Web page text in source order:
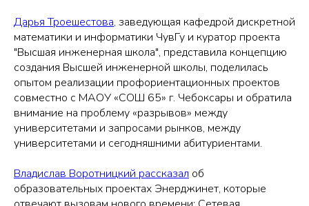
Дарья Троешестова, заведующая кафедрой дискретной
математики и информатики ЧувГу и куратор проекта
"Высшая инженерная школа", представила концепцию
создания Высшей инженерной школы, поделилась
опытом реализации профориентационных проектов
совместно с МАОУ «СОШ 65» г. Чебоксары и обратила
внимание на проблему «разрывов» между
университетами и запросами рынков, между
университетами и сегодняшними абитуриентами.
Владислав Воротницкий рассказал об
образовательных проектах Энерджинет, которые